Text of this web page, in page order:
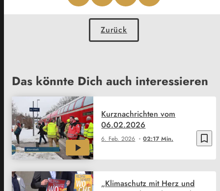
Zurück
Das könnte Dich auch interessieren
bookmark_border
6. Feb. 2026 02:17 Min.
Kurznachrichten vom
06.02.2026
„Klimaschutz mit Herz und